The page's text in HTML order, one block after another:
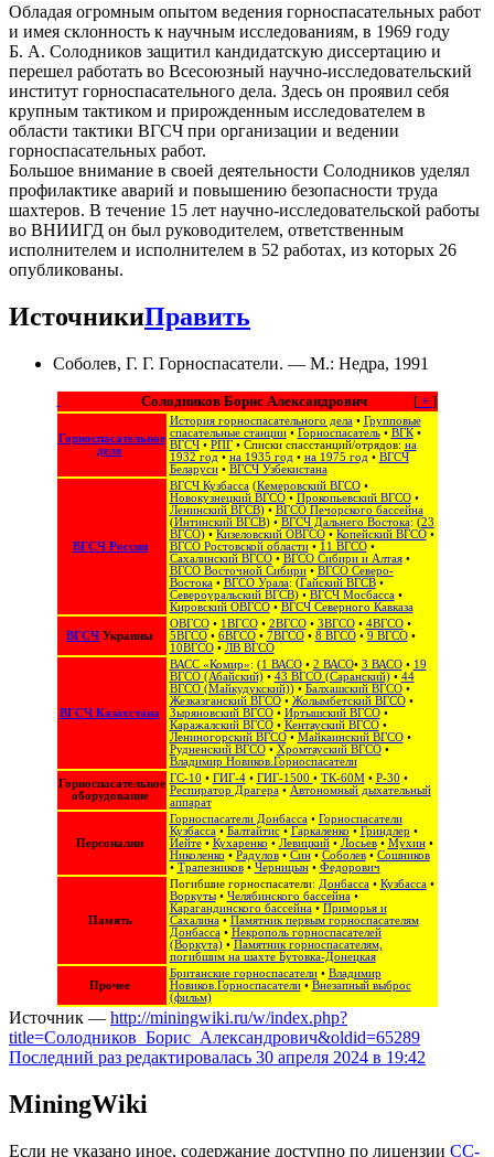
Обладая огромным опытом ведения горноспасательных работ
и имея склонность к научным исследованиям, в 1969 году
Б. А. Солодников защитил кандидатскую диссертацию и
перешел работать во Всесоюзный научно-исследовательский
институт горноспасательного дела. Здесь он проявил себя
крупным тактиком и прирожденным исследователем в
области тактики ВГСЧ при организации и ведении
горноспасательных работ.
Большое внимание в своей деятельности Солодников уделял
профилактике аварий и повышению безопасности труда
шахтеров. В течение 15 лет научно-исследовательской работы
во ВНИИГД он был руководителем, ответственным
исполнителем и исполнителем в 52 работах, из которых 26
опубликованы.
ИсточникиПравить
Соболев, Г. Г. Горноспасатели. — М.: Недра, 1991
[+ ]
Солодников Борис Александрович
Горноспасательное
дело
История горноспасательного дела• Групповые
спасательные станции• Горноспасатель• ВГК•
ВГСЧ• РПГ• Списки спасстанций/отрядов: на
1932 год • на 1935 год • на 1975 год • ВГСЧ
Беларуси• ВГСЧ Узбекистана
ВГСЧ России
ВГСЧ Кузбасса(Кемеровский ВГСО•
Новокузнецкий ВГСО• Прокопьевский ВГСО•
Ленинский ВГСВ) • ВГСО Печорского бассейна
(Интинский ВГСВ) • ВГСЧ Дальнего Востока: (23
ВГСО) • Кизеловский ОВГСО• Копейский ВГСО•
ВГСО Ростовской области• 11 ВГСО•
Сахалинский ВГСО‎ • ВГСО Сибири и Алтая‎ •
ВГСО Восточной Сибири• ВГСО Северо-
Востока‎‎ • ВГСО Урала: (Гайский ВГСВ•
Североуральский ВГСВ) • ВГСЧ Мосбасса•
Кировский ОВГСО• ВГСЧ Северного Кавказа
ВГСЧ Украины
ОВГСО• 1ВГСО• 2ВГСО• 3ВГСО• 4ВГСО•
5ВГСО• 6ВГСО• 7ВГСО• 8 ВГСО• 9 ВГСО•
10ВГСО• ЛВ ВГСО
ВГСЧ Казахстана
ВАСС «Комир»: (1 ВАСО• 2 ВАСО• 3 ВАСО• 19
ВГСО (Абайский)• 43 ВГСО (Саранский)• 44
ВГСО (Майкудукский)) • Балхашский ВГСО•
Жезказганский ВГСО• Жолымбетский ВГСО•
Зыряновский ВГСО• Иртышский ВГСО•
Каражалский ВГСО• Кентауский ВГСО•
Лениногорский ВГСО• Майкаинский ВГСО•
Рудненский ВГСО• Хромтауский ВГСО•
Владимир Новиков.Горноспасатели
Горноспасательное
оборудование
ГС-10 • ГИГ-4• ГИГ-1500 • ТК-60М• Р-30 •
Респиратор Драгера• Автономный дыхательный
аппарат
Персоналии
Горноспасатели Донбасса• Горноспасатели
Кузбасса• Балтайтис• Гаркаленко • Гриндлер •
Иейте• Кухаренко • Левицкий• Лосьев• Мухин•
Николенко • Радулов• Син• Соболев• Сошников
• Трапезников• Черницын• Федорович
Память
Погибшие горноспасатели: Донбасса• Кузбасса•
Воркуты• Челябинского бассейна•
Карагандинского бассейна• Приморья и
Сахалина• Памятник первым горноспасателям
Донбасса• Некрополь горноспасателей
(Воркута)• Памятник горноспасателям,
погибшим на шахте Бутовка-Донецкая
Прочее
Британские горноспасатели• Владимир
Новиков.Горноспасатели• Внезапный выброс
(фильм)
Источник — http://miningwiki.ru/w/index.php?
title=Солодников_Борис_Александрович&oldid=65289
Последний раз редактировалась 30 апреля 2024 в 19:42
MiningWiki
Если не указано иное, содержание доступно по лицензии CC-